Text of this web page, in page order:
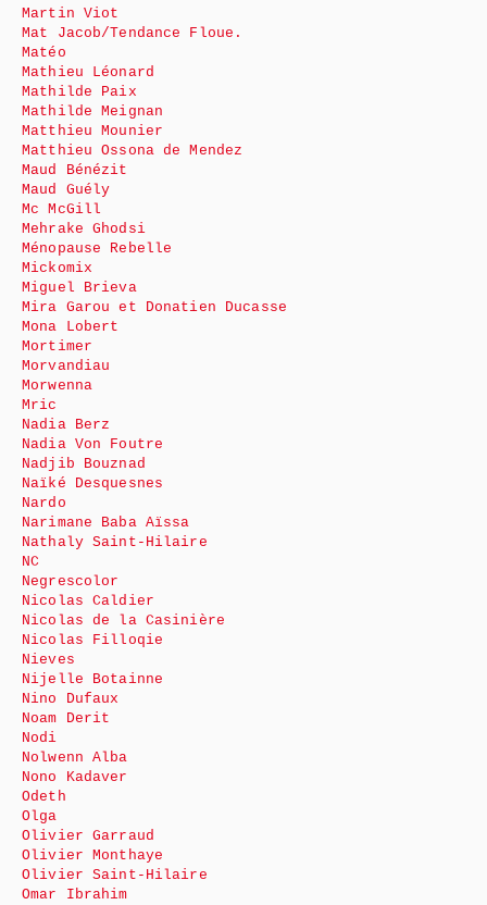
Martin Viot
Mat Jacob/Tendance Floue.
Matéo
Mathieu Léonard
Mathilde Paix
Mathilde Meignan
Matthieu Mounier
Matthieu Ossona de Mendez
Maud Bénézit
Maud Guély
Mc McGill
Mehrake Ghodsi
Ménopause Rebelle
Mickomix
Miguel Brieva
Mira Garou et Donatien Ducasse
Mona Lobert
Mortimer
Morvandiau
Morwenna
Mric
Nadia Berz
Nadia Von Foutre
Nadjib Bouznad
Naïké Desquesnes
Nardo
Narimane Baba Aïssa
Nathaly Saint-Hilaire
NC
Negrescolor
Nicolas Caldier
Nicolas de la Casinière
Nicolas Filloqie
Nieves
Nijelle Botainne
Nino Dufaux
Noam Derit
Nodi
Nolwenn Alba
Nono Kadaver
Odeth
Olga
Olivier Garraud
Olivier Monthaye
Olivier Saint-Hilaire
Omar Ibrahim